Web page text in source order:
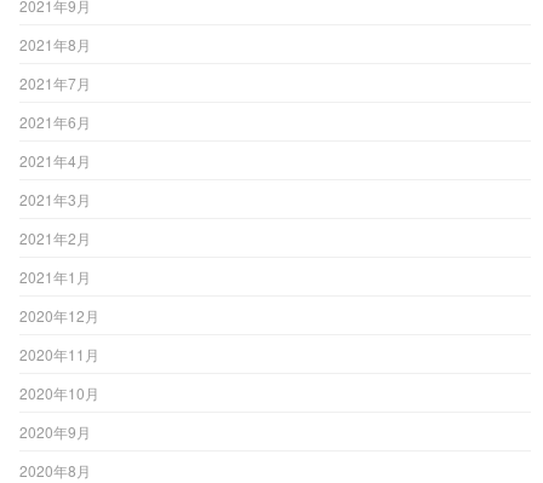
2021年9月
2021年8月
2021年7月
2021年6月
2021年4月
2021年3月
2021年2月
2021年1月
2020年12月
2020年11月
2020年10月
2020年9月
2020年8月